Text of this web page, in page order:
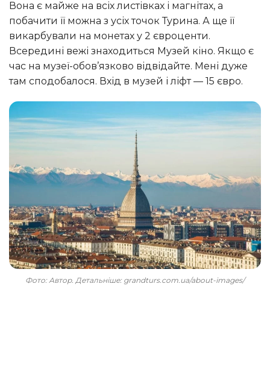
Вона є майже на всіх листівках і магнітах, а
побачити її можна з усіх точок Турина. А ще її
викарбували на монетах у 2 євроценти.
Всередині вежі знаходиться Музей кіно. Якщо є
час на музеї-обов’язково відвідайте. Мені дуже
там сподобалося. Вхід в музей і ліфт — 15 євро.
Фото: Автор. Детальніше: grandturs.com.ua/about-images/